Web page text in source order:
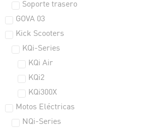
Soporte trasero
GOVA 03
Kick Scooters
KQi-Series
KQi Air
KQi2
KQi300X
Motos Eléctricas
NQi-Series